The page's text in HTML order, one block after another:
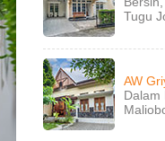
Tugu
AW
Dalam